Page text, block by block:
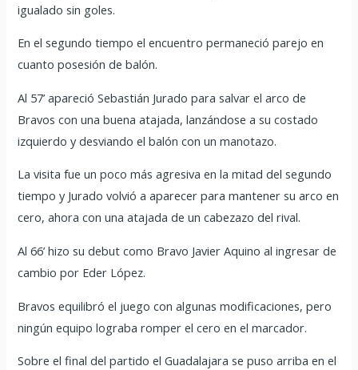
igualado sin goles.
En el segundo tiempo el encuentro permaneció parejo en
cuanto posesión de balón.
Al 57’ apareció Sebastián Jurado para salvar el arco de
Bravos con una buena atajada, lanzándose a su costado
izquierdo y desviando el balón con un manotazo.
La visita fue un poco más agresiva en la mitad del segundo
tiempo y Jurado volvió a aparecer para mantener su arco en
cero, ahora con una atajada de un cabezazo del rival.
Al 66’ hizo su debut como Bravo Javier Aquino al ingresar de
cambio por Eder López.
Bravos equilibró el juego con algunas modificaciones, pero
ningún equipo lograba romper el cero en el marcador.
Sobre el final del partido el Guadalajara se puso arriba en el